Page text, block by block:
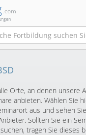
.com
Orte, an denen unsere
anbieten. Wählen Sie
aus und sehen
Sollten Sie ein
tragen Sie dieses